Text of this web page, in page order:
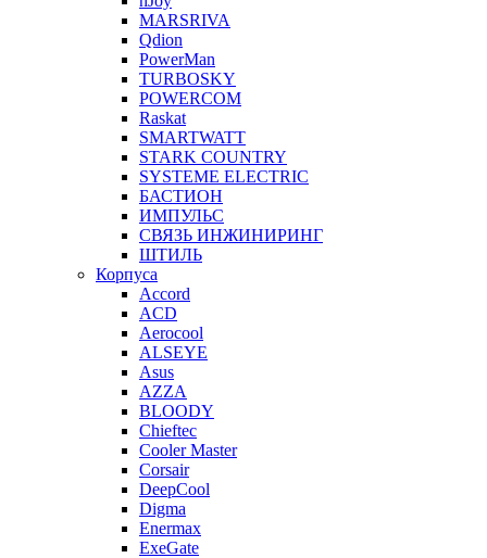
MARSRIVA
Qdion
PowerMan
TURBOSKY
POWERCOM
Raskat
SMARTWATT
STARK COUNTRY
SYSTEME ELECTRIC
БАСТИОН
ИМПУЛЬС
СВЯЗЬ ИНЖИНИРИНГ
ШТИЛЬ
Корпуса
Accord
ACD
Aerocool
ALSEYE
Asus
AZZA
BLOODY
Chieftec
Cooler Master
Corsair
DeepCool
Digma
Enermax
ExeGate